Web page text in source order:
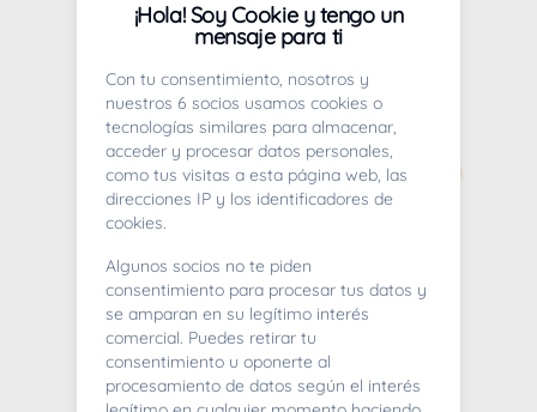
404
¡Hola! Soy Cookie y tengo un
mensaje para ti
Con tu consentimiento, nosotros y
nuestros 6 socios usamos cookies o
tecnologías similares para almacenar,
acceder y procesar datos personales,
como tus visitas a esta página web, las
direcciones IP y los identificadores de
cookies.
Algunos socios no te piden
consentimiento para procesar tus datos y
se amparan en su legítimo interés
comercial. Puedes retirar tu
consentimiento u oponerte al
procesamiento de datos según el interés